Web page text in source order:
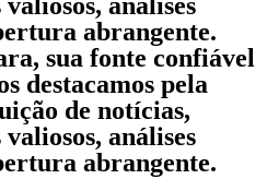
análises
abrangente.
sua fonte confiável
destacamos pela
de notícias,
análises
abrangente.